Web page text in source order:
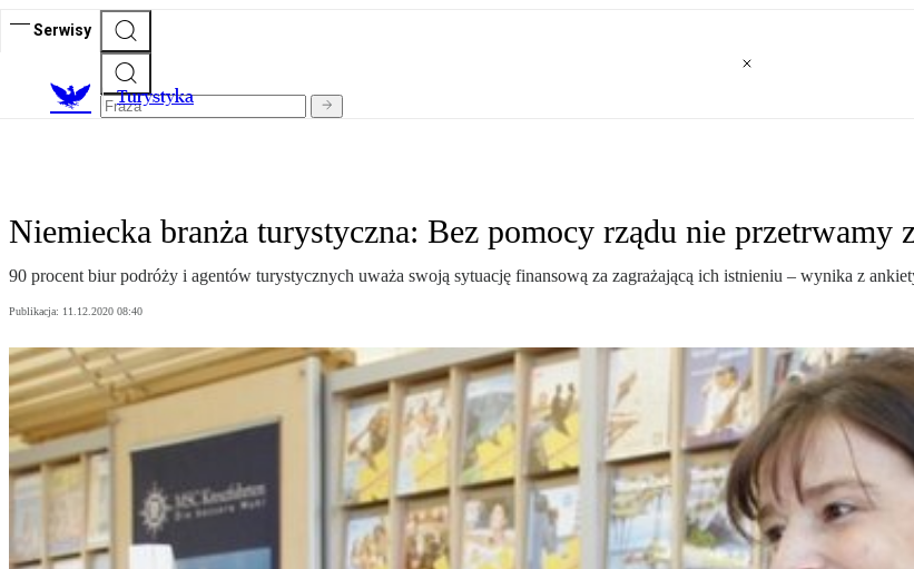
Serwisy
Turystyka
Niemiecka branża turystyczna: Bez pomocy rządu nie przetrwamy
90 procent biur podróży i agentów turystycznych uważa swoją sytuację finansową za zagrażającą ich istnieniu – wynika z
Publikacja: 11.12.2020 08:40